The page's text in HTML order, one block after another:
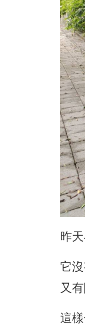
昨
它
又
這